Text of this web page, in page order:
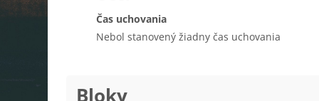
Čas uchovania
Nebol stanovený žiadny čas uchovania
Bloky